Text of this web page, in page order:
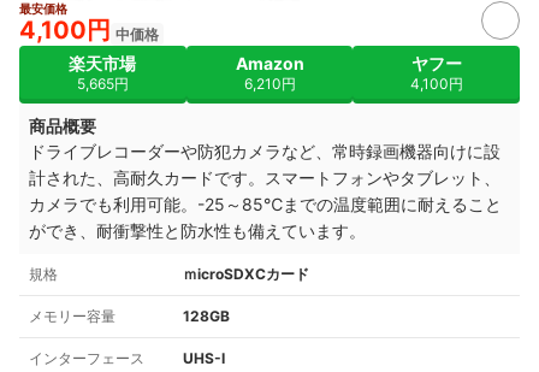
最安価格
4,100円 中価格
楽天市場
5,665円
Amazon
6,210円
ヤフー
4,100円
商品概要
ドライブレコーダーや防犯カメラなど、常時録画機器向けに設
計された、高耐久カードです。スマートフォンやタブレット、
カメラでも利用可能。-25～85℃までの温度範囲に耐えること
ができ、耐衝撃性と防水性も備えています。
規格 ｍicroSDXCカード
メモリー容量 128GB
インターフェース UHS-I